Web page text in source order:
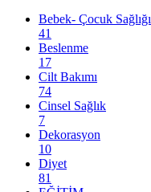
Bebek- Çocuk Sağlığı
41
Beslenme
17
Cilt Bakımı
74
Cinsel Sağlık
7
Dekorasyon
10
Diyet
81